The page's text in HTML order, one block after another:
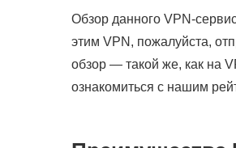
Обзор данного VPN-
этим VPN, пожалуйста,
обзор — такой же, как на
ознакомиться с нашим